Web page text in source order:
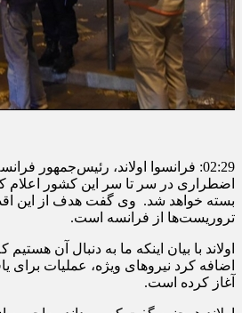
02:29: فرانسوا اولاند، رئیس‌جمهور
اضطراری در سر تا سر این کشور اعلام
بسته خواهد شد. وی گفت هدف از این
تروریست‌ها از فرانسه است.
اولاند با بیان اینکه ما به دنبال آن
اضافه کرد نیروهای ویژه، عملیات برای
آغاز کرده است.